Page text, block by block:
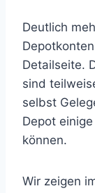
Deutlich
Detailseite.
sind
selbst
Depot
können.
Wir zeigen